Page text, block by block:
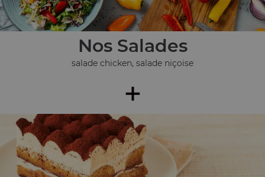
Nos Salades
salade chicken, salade niçoise
+